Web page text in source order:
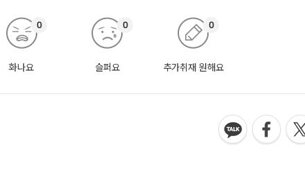
화나요
0
슬퍼요
0
추가취재 원해요
0